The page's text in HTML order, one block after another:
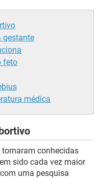
gestante
feto
médica
conhecidas
sido cada vez maior
uma pesquisa